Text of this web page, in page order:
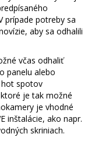
prípade potreby sa
aby sa odhalili
včas odhaliť
panelu alebo
hot spotov
je tak možné
je vhodné
inštalácie, ako napr.
skriniach.